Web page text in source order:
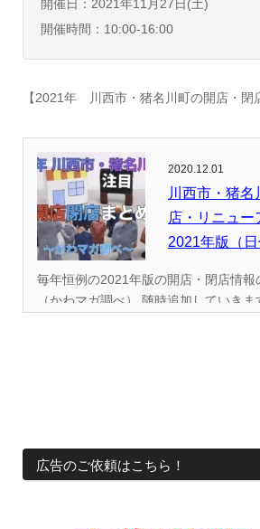
開催日：2021年11月27日(土)
開催時間：10:00-16:00
【2021年 川西市・猪名川町の開店・閉
2020.12.01
川西市・猪名
店・リニュー
2021年版（
毎年恒例の2021年版の開店・閉店情報
（かわマガ調べ） 随時追加していきま
広告のご依頼はこちら！